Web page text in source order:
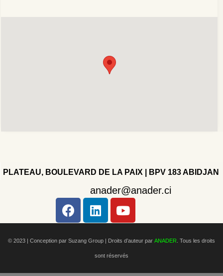
PLATEAU, BOULEVARD DE LA PAIX | BPV 183 ABIDJAN
anader@anader.ci
© 2023 | Conception par Suzang Group | Droits d’auteur par ANADER . Tous les droits
sont réservés
Copyright 2022 - Company - All rights reserved. Powered
by WordPress.